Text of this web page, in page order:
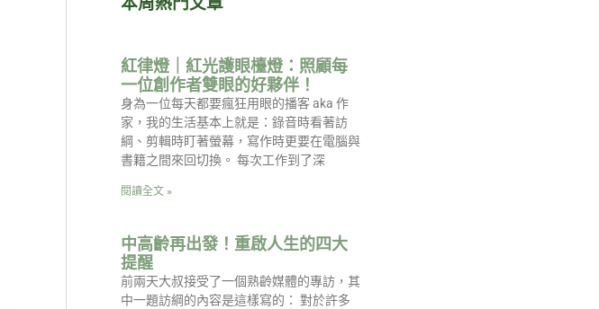
紅律燈｜紅光護眼檯燈：照顧每
一位創作者雙眼的好夥伴！
身為一位每天都要瘋狂用眼的播客 aka 作
家，我的生活基本上就是：錄音時看著訪
綱、剪輯時盯著螢幕，寫作時更要在電腦與
書籍之間來回切換。 每次工作到了深
閱讀全文 »
中高齡再出發！重啟人生的四大
提醒
前兩天大叔接受了一個熟齡媒體的專訪，其
中一題訪綱的內容是這樣寫的： 對於許多